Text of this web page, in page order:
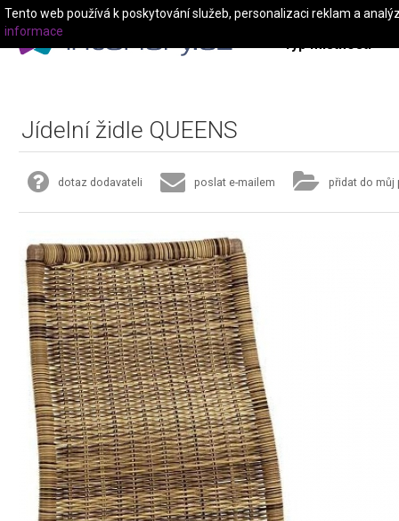
Typ místnosti
Jídelní židle QUEENS
dotaz dodavateli poslat e-mailem přidat do můj
Tento web používá k poskytování služeb, personalizaci reklam a
informace